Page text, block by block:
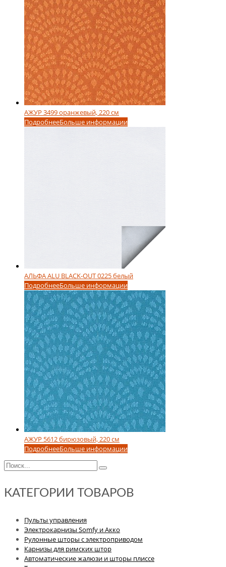
АЖУР 3499 оранжевый, 220 см
ПодробнееБольше информации
АЛЬФА ALU BLACK-OUT 0225 белый
ПодробнееБольше информации
АЖУР 5612 бирюзовый, 220 см
ПодробнееБольше информации
КАТЕГОРИИ ТОВАРОВ
Пульты управления
Электрокарнизы Somfy и Акко
Рулонные шторы с электроприводом
Карнизы для римских штор
Автоматические жалюзи и шторы плиссе